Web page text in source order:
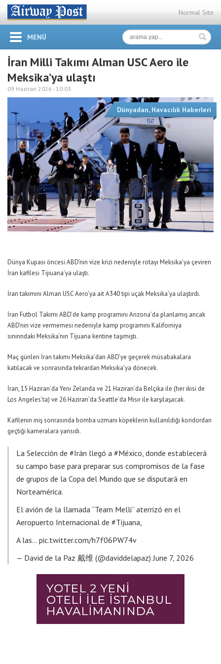
Normal Site
MENÜ
İran Milli Takımı Alman USC Aero ile
Meksika’ya ulaştı
09 Haziran 2026 - 10:03
Dünyadan, Havacılık Haberleri
Dünya Kupası öncesi ABD’nin vize krizi nedeniyle rotayı Meksika’ya çeviren
İran kafilesi Tijiuana’ya ulaştı.
İran takımını Alman USC Aero’ya ait A340 tipi uçak Meksika’ya ulaştırdı.
İran Futbol Takımı ABD’de kamp programını Arizona’da planlamış ancak
ABD’nin vize vermemesi nedeniyle kamp programını Kaliforniya
sınırındaki Meksika’nın Tijuana kentine taşımıştı.
Maç günleri İran takımı Meksika’dan ABD’ye geçerek müsabakalara
katılacak ve sonrasında tekrardan Meksika’ya dönecek.
İran, 15 Haziran’da Yeni Zelanda ve 21 Haziran’da Belçika ile (her ikisi de
Los Angeles’ta) ve 26 Haziran’da Seattle’da Mısır ile karşılaşacak.
Kafilenin iniş sonrasında bomba uzmanı köpeklerin kullanıldığı koridordan
geçtiği kameralara yansıdı.
La Selección de #Irán llegó a #México, donde establecerá
su campo base para preparar sus compromisos de la fase
de grupos de la Copa del Mundo que se disputará en
Norteamérica.
El avión de la llamada “Team Melli” aterrizó en el
Aeropuerto Internacional de #Tijuana,
A las… pic.twitter.com/h7f06PW74v
— David de la Paz 戴维 (@daviddelapaz)June 7, 2026